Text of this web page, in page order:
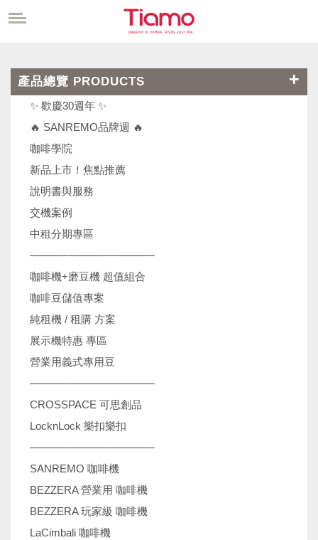
產品總覽 PRODUCTS
✨ 歡慶30週年 ✨
🔥 SANREMO品牌週 🔥
咖啡學院
新品上市！焦點推薦
說明書與服務
交機案例
中租分期專區
────────────────
咖啡機+磨豆機 超值組合
咖啡豆儲值專案
純租機 / 租購 方案
展示機特惠 專區
營業用義式專用豆
────────────────
CROSSPACE 可思創品
LocknLock 樂扣樂扣
────────────────
SANREMO 咖啡機
BEZZERA 營業用 咖啡機
BEZZERA 玩家級 咖啡機
LaCimbali 咖啡機